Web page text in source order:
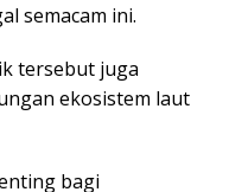
semacam ini.
tersebut juga
ekosistem laut
bagi